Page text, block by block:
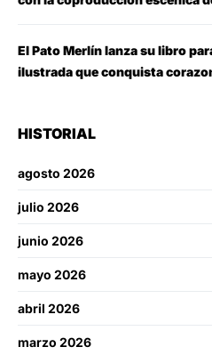
El Pato Merlín lanza su libro
ilustrada que conquista
HISTORIAL
agosto 2026
julio 2026
junio 2026
mayo 2026
abril 2026
marzo 2026